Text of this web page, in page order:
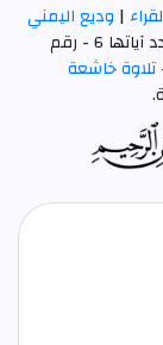
| وديع اليمني
| سورة الناس | An Nas - عدد آياتها 6 - رقم
تلاوة خاشعة